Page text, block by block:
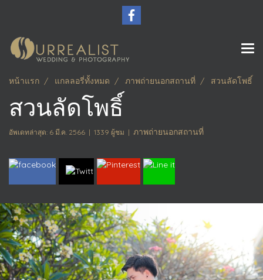
หน้าแรก แกลลอรี่ทั้งหมด ภาพถ่ายนอกสถานที่ สวนลัดโพธิ์
สวนลัดโพธิ์
อัพเดทล่าสุด: 6 มี.ค. 2566 | 1339 ผู้ชม | ภาพถ่ายนอกสถานที่